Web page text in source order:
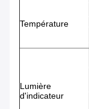
Température
Lumière
d'indicateur